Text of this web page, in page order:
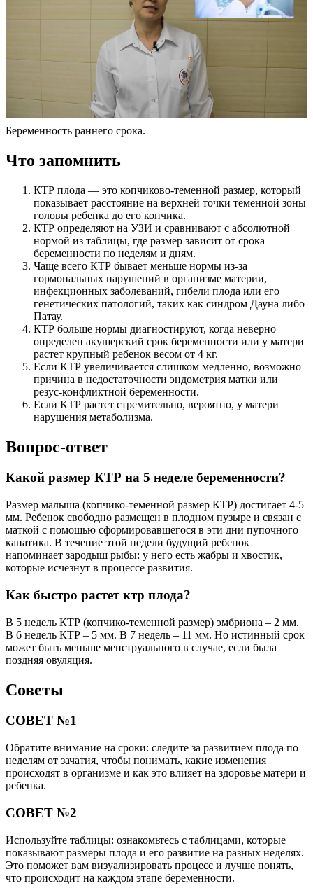
Беременность раннего срока.
Что запомнить
КТР плода — это копчиково-теменной размер, который
показывает расстояние на верхней точки теменной зоны
головы ребенка до его копчика.
КТР определяют на УЗИ и сравнивают с абсолютной
нормой из таблицы, где размер зависит от срока
беременности по неделям и дням.
Чаще всего КТР бывает меньше нормы из-за
гормональных нарушений в организме материи,
инфекционных заболеваний, гибели плода или его
генетических патологий, таких как синдром Дауна либо
Патау.
КТР больше нормы диагностируют, когда неверно
определен акушерский срок беременности или у матери
растет крупный ребенок весом от 4 кг.
Если КТР увеличивается слишком медленно, возможно
причина в недостаточности эндометрия матки или
резус-конфликтной беременности.
Если КТР растет стремительно, вероятно, у матери
нарушения метаболизма.
Вопрос-ответ
Какой размер КТР на 5 неделе беременности?
Размер малыша (копчико-теменной размер КТР) достигает 4-5
мм. Ребенок свободно размещен в плодном пузыре и связан с
маткой с помощью сформировавшегося в эти дни пупочного
канатика. В течение этой недели будущий ребенок
напоминает зародыш рыбы: у него есть жабры и хвостик,
которые исчезнут в процессе развития.
Как быстро растет ктр плода?
В 5 недель КТР (копчико-теменной размер) эмбриона – 2 мм.
В 6 недель КТР – 5 мм. В 7 недель – 11 мм. Но истинный срок
может быть меньше менструального в случае, если была
поздняя овуляция.
Советы
СОВЕТ №1
Обратите внимание на сроки: следите за развитием плода по
неделям от зачатия, чтобы понимать, какие изменения
происходят в организме и как это влияет на здоровье матери и
ребенка.
СОВЕТ №2
Используйте таблицы: ознакомьтесь с таблицами, которые
показывают размеры плода и его развитие на разных неделях.
Это поможет вам визуализировать процесс и лучше понять,
что происходит на каждом этапе беременности.